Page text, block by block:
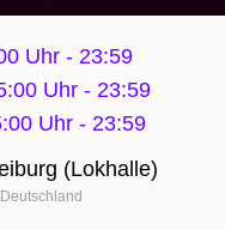
Uhr - 23:59
Uhr - 23:59
Uhr - 23:59
(Lokhalle)
Deutschland